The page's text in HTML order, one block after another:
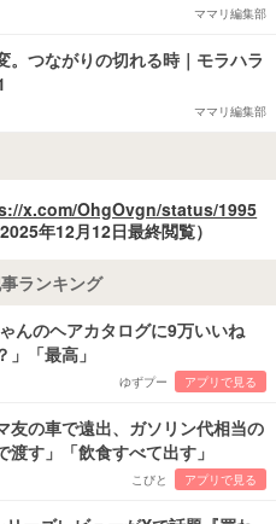
ママリ編集部
。つながりの切れる時｜モラハラ
ママリ編集部
x.com/OhgOvgn/status/1995
2025年12月12日最終閲覧）
ランキング
んのヘアカタログに9万いいね
」「最高」
ゆずプー アプリで見る
友の車で遠出、ガソリン代相当の
す」「飲食すべて出す」
こびと アプリで見る